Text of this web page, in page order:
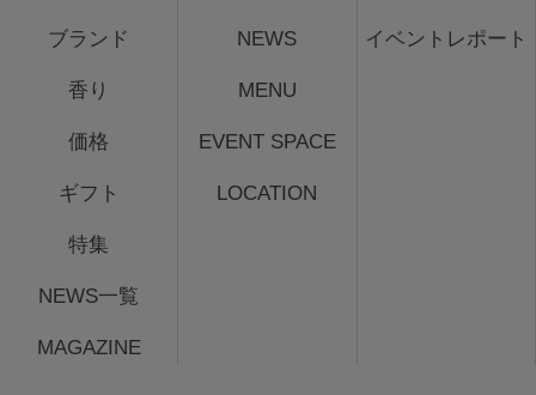
ブランド
香り
価格
ギフト
特集
NEWS一覧
MAGAZINE
NEWS
MENU
EVENT SPACE
LOCATION
イベントレポート